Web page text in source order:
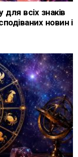
всіх знаків
новин і